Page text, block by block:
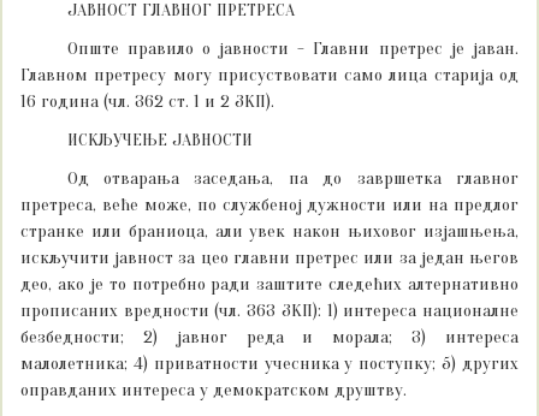
ЈАВНОСТ ГЛАВНОГ ПРЕТРЕСА
Опште правило о јавности - Главни претрес је јаван.
Главном претресу могу присуствовати само лица старија од
16 година (чл. 362 ст. 1 и 2 ЗКП).
ИСКЉУЧЕЊЕ ЈАВНОСТИ
Од отварања заседања, па до завршетка главног
претреса, веће може, по службеној дужности или на предлог
странке или браниоца, али увек након њиховог изјашњења,
искључити јавност за цео главни претрес или за један његов
део, ако је то потребно ради заштите следећих алтернативно
прописаних вредности (чл. 363 ЗКП): 1) интереса националне
безбедности; 2) јавног реда и морала; 3) интереса
малолетника; 4) приватности учесника у поступку; 5) других
оправданих интереса у демократском друштву.